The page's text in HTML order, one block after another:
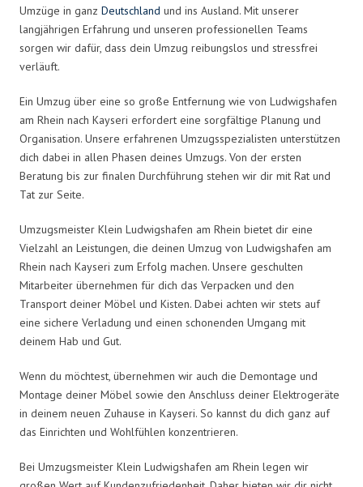
Umzüge in ganz Deutschland und ins Ausland. Mit unserer
langjährigen Erfahrung und unseren professionellen Teams
sorgen wir dafür, dass dein Umzug reibungslos und stressfrei
verläuft.
Ein Umzug über eine so große Entfernung wie von Ludwigshafen
am Rhein nach Kayseri erfordert eine sorgfältige Planung und
Organisation. Unsere erfahrenen Umzugsspezialisten unterstützen
dich dabei in allen Phasen deines Umzugs. Von der ersten
Beratung bis zur finalen Durchführung stehen wir dir mit Rat und
Tat zur Seite.
Umzugsmeister Klein Ludwigshafen am Rhein bietet dir eine
Vielzahl an Leistungen, die deinen Umzug von Ludwigshafen am
Rhein nach Kayseri zum Erfolg machen. Unsere geschulten
Mitarbeiter übernehmen für dich das Verpacken und den
Transport deiner Möbel und Kisten. Dabei achten wir stets auf
eine sichere Verladung und einen schonenden Umgang mit
deinem Hab und Gut.
Wenn du möchtest, übernehmen wir auch die Demontage und
Montage deiner Möbel sowie den Anschluss deiner Elektrogeräte
in deinem neuen Zuhause in Kayseri. So kannst du dich ganz auf
das Einrichten und Wohlfühlen konzentrieren.
Bei Umzugsmeister Klein Ludwigshafen am Rhein legen wir